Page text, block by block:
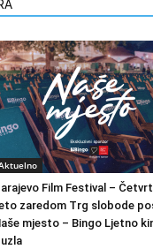
Film Festival –
zaredom Trg slobode
mjesto – Bingo Ljetno